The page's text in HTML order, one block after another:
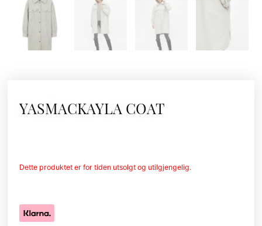
YASMACKAYLA COAT
Dette produktet er for tiden utsolgt og utilgjengelig.